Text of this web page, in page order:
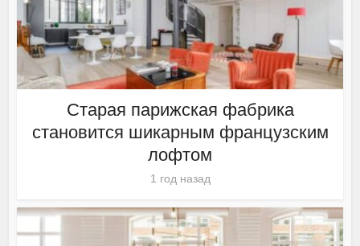
Старая парижская фабрика
становится шикарным французским
лофтом
1 год назад